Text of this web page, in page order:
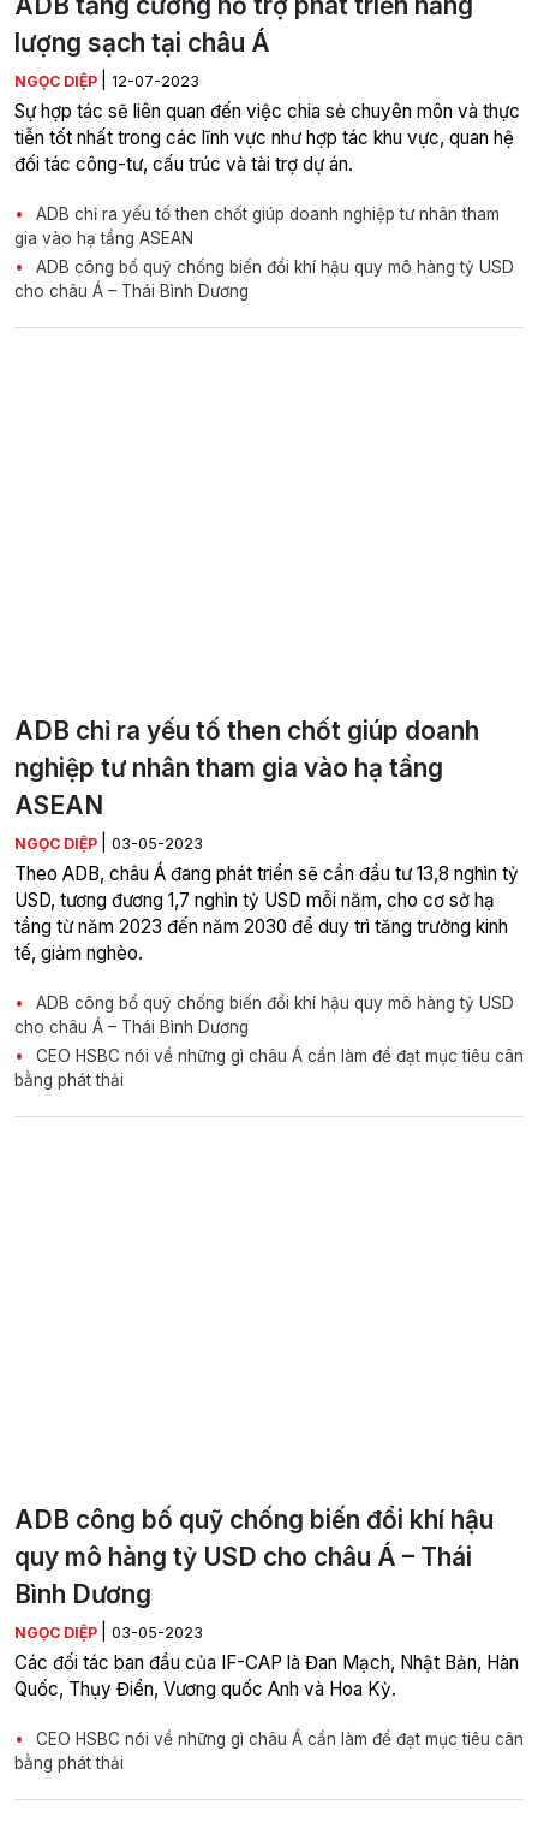
lượng sạch tại châu Á
NGỌC DIỆP 12-07-2023
Sự hợp tác sẽ liên quan đến việc chia sẻ chuyên môn và thực
tiễn tốt nhất trong các lĩnh vực như hợp tác khu vực, quan hệ
đối tác công-tư, cấu trúc và tài trợ dự án.
ADB chỉ ra yếu tố then chốt giúp doanh nghiệp tư nhân tham
gia vào hạ tầng ASEAN
ADB công bố quỹ chống biến đổi khí hậu quy mô hàng tỷ USD
cho châu Á – Thái Bình Dương
ADB chỉ ra yếu tố then chốt giúp doanh
nghiệp tư nhân tham gia vào hạ tầng
ASEAN
NGỌC DIỆP 03-05-2023
Theo ADB, châu Á đang phát triển sẽ cần đầu tư 13,8 nghìn tỷ
USD, tương đương 1,7 nghìn tỷ USD mỗi năm, cho cơ sở hạ
tầng từ năm 2023 đến năm 2030 để duy trì tăng trưởng kinh
tế, giảm nghèo.
ADB công bố quỹ chống biến đổi khí hậu quy mô hàng tỷ USD
cho châu Á – Thái Bình Dương
CEO HSBC nói về những gì châu Á cần làm để đạt mục tiêu cân
bằng phát thải
ADB công bố quỹ chống biến đổi khí hậu
quy mô hàng tỷ USD cho châu Á – Thái
Bình Dương
NGỌC DIỆP 03-05-2023
Các đối tác ban đầu của IF-CAP là Đan Mạch, Nhật Bản, Hàn
Quốc, Thụy Điển, Vương quốc Anh và Hoa Kỳ.
CEO HSBC nói về những gì châu Á cần làm để đạt mục tiêu cân
bằng phát thải